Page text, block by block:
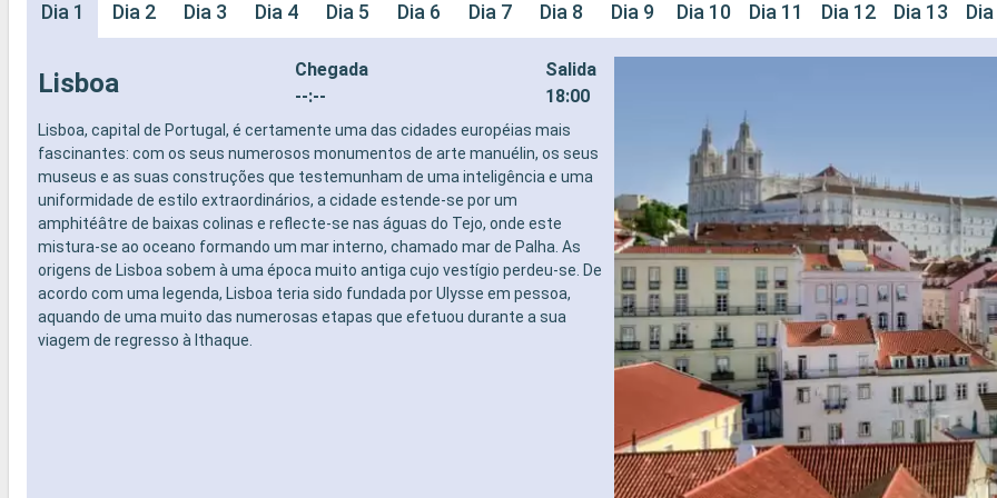
Dia 1 Dia 2 Dia 3 Dia 4 Dia 5 Dia 6 Dia 7 Dia 8 Dia 9 Dia 10 Dia 11 Dia 12 Dia 13
Lisboa
Chegada
--:--
Salida
18:00
Lisboa, capital de Portugal, é certamente uma das cidades européias mais
fascinantes: com os seus numerosos monumentos de arte manuélin, os seus
museus e as suas construções que testemunham de uma inteligência e uma
uniformidade de estilo extraordinários, a cidade estende-se por um
amphitéâtre de baixas colinas e reflecte-se nas águas do Tejo, onde este
mistura-se ao oceano formando um mar interno, chamado mar de Palha. As
origens de Lisboa sobem à uma época muito antiga cujo vestígio perdeu-se. De
acordo com uma legenda, Lisboa teria sido fundada por Ulysse em pessoa,
aquando de uma muito das numerosas etapas que efetuou durante a sua
viagem de regresso à Ithaque.